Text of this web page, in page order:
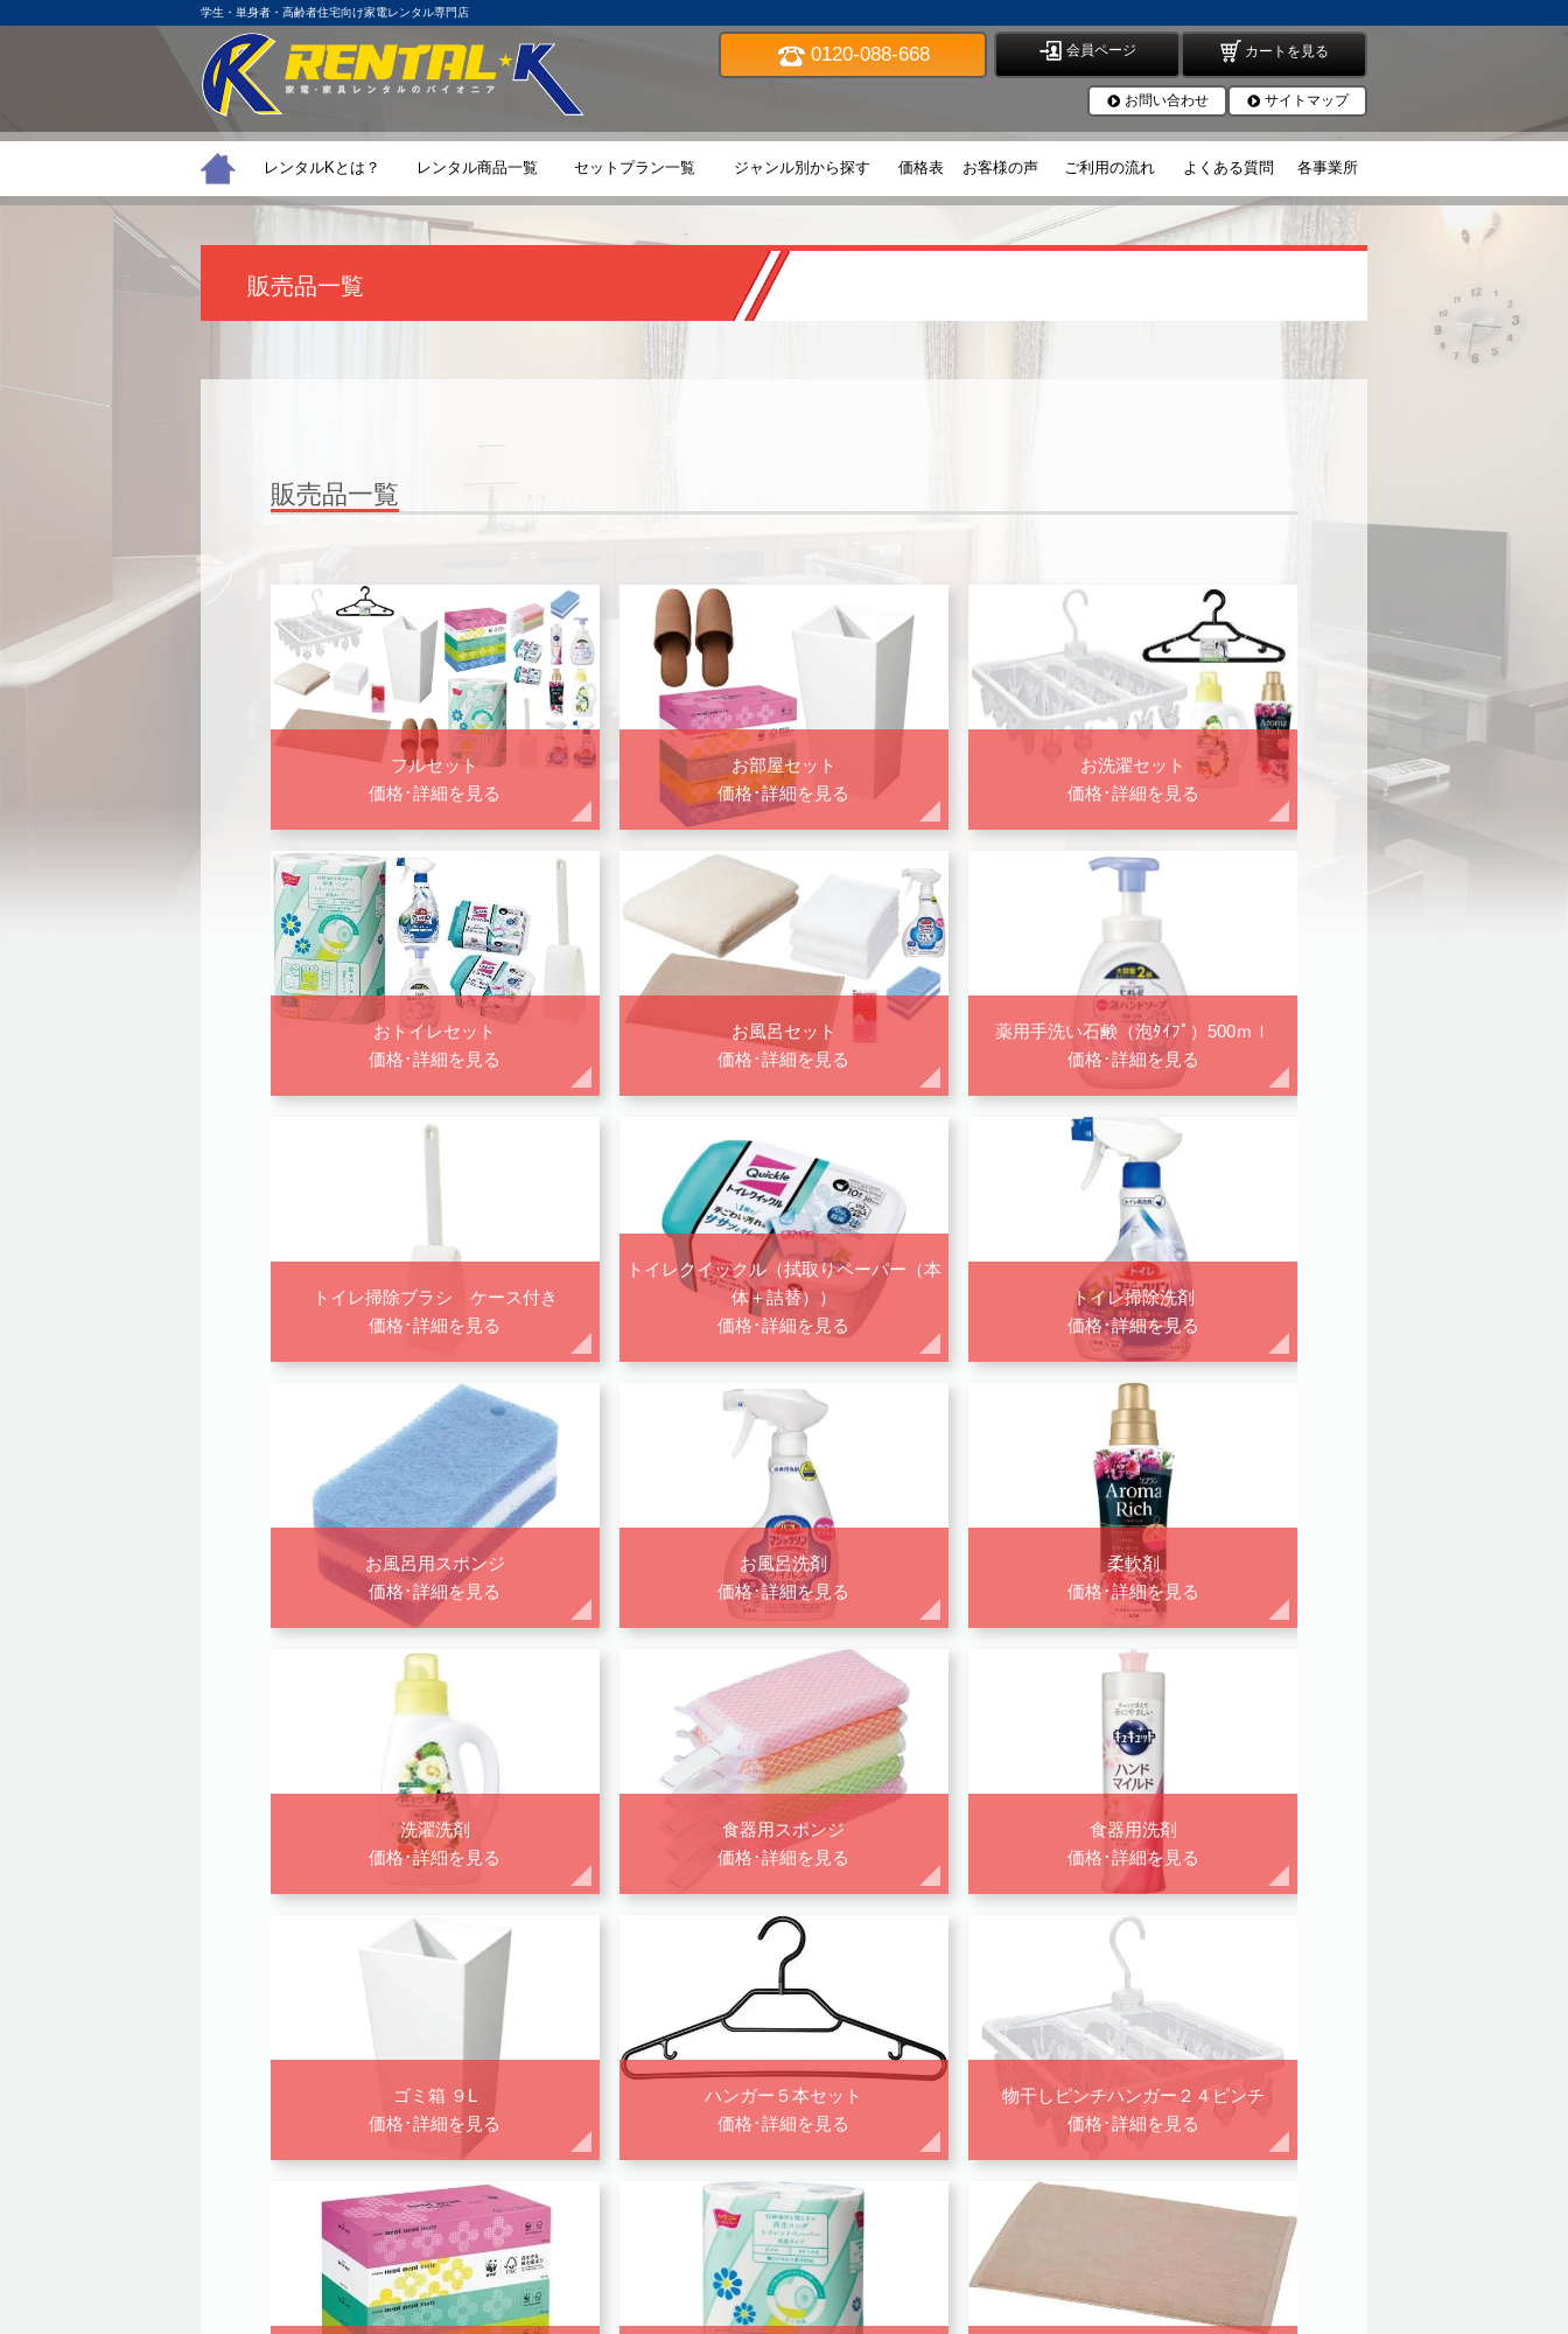
学生・単身者・高齢者住宅向け家電レンタル専門店
0120-088-668 会員ページ カートを見る
お問い合わせ サイトマップ
TOP
レンタルKとは？ レンタル商品一覧 セットプラン一覧 ジャンル別から探す 価格表 お客様の声 ご利用の流れ よくある質問 各事業所
販売品一覧
販売品一覧
フルセット
価格･詳細を見る
お部屋セット
価格･詳細を見る
お洗濯セット
価格･詳細を見る
おトイレセット
価格･詳細を見る
お風呂セット
価格･詳細を見る
薬用手洗い石鹸（泡ﾀｲﾌﾟ）500ｍｌ
価格･詳細を見る
トイレ掃除ブラシ ケース付き
価格･詳細を見る
トイレクイックル（拭取りペーパー（本
体＋詰替））
価格･詳細を見る
トイレ掃除洗剤
価格･詳細を見る
お風呂用スポンジ
価格･詳細を見る
お風呂洗剤
価格･詳細を見る
柔軟剤
価格･詳細を見る
洗濯洗剤
価格･詳細を見る
食器用スポンジ
価格･詳細を見る
食器用洗剤
価格･詳細を見る
ゴミ箱 ９L
価格･詳細を見る
ハンガー５本セット
価格･詳細を見る
物干しピンチハンガー２４ピンチ
価格･詳細を見る